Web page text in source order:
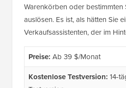
Warenkörben oder bestimmten
auslösen. Es ist, als hätten Sie
Verkaufsassistenten, der im
Preise: Ab 39 $/Monat
Kostenlose Testversion: 14-